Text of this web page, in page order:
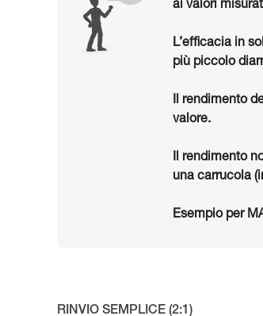
ai valori
L’efficacia in
più piccolo
Il rendimento
valore.
Il rendimento
una carrucola
Esempio per
RINVIO SEMPLICE (2:1)